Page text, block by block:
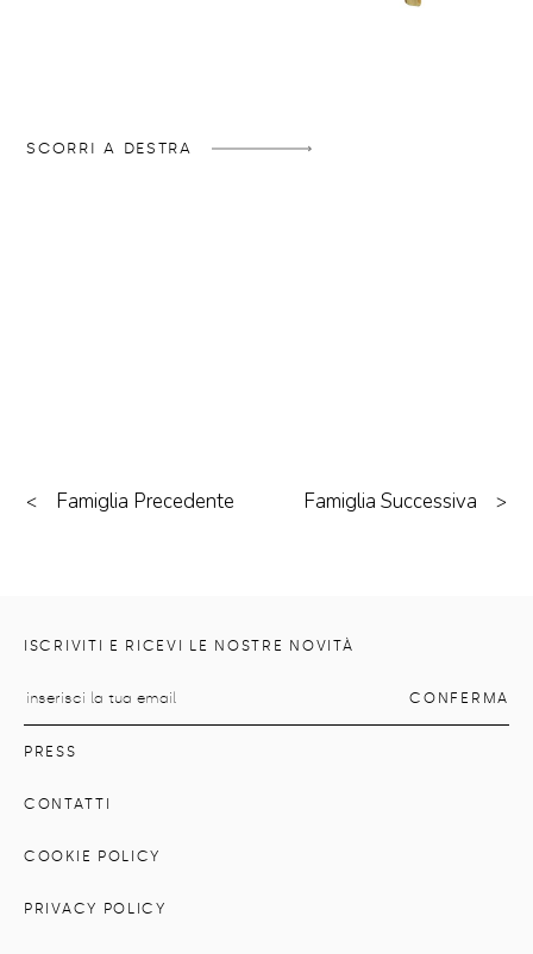
SCORRI A DESTRA
< Famiglia Precedente Famiglia Successiva >
ISCRIVITI E RICEVI LE NOSTRE NOVITÀ
PRESS
CONTATTI
COOKIE POLICY
PRIVACY POLICY